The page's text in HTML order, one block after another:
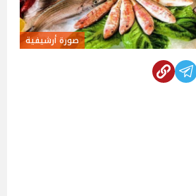
صورة أرشيفية